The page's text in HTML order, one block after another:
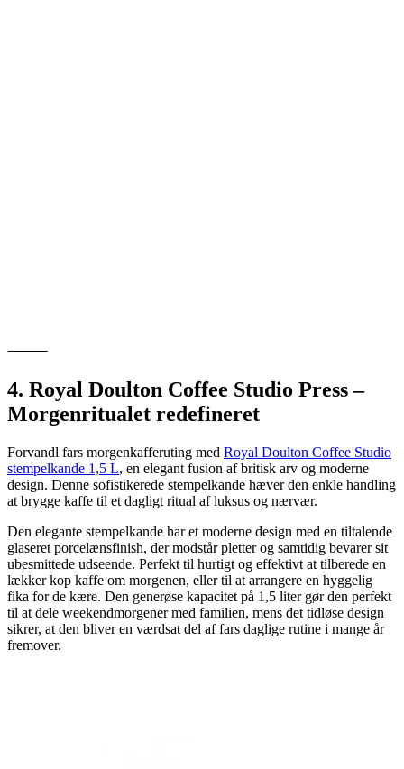
⸻
4. Royal Doulton Coffee Studio Press –
Morgenritualet redefineret
Forvandl fars morgenkafferuting med Royal Doulton Coffee Studio
stempelkande 1,5 L, en elegant fusion af britisk arv og moderne
design. Denne sofistikerede stempelkande hæver den enkle handling
at brygge kaffe til et dagligt ritual af luksus og nærvær.
Den elegante stempelkande har et moderne design med en tiltalende
glaseret porcelænsfinish, der modstår pletter og samtidig bevarer sit
ubesmittede udseende. Perfekt til hurtigt og effektivt at tilberede en
lækker kop kaffe om morgenen, eller til at arrangere en hyggelig
fika for de kære. Den generøse kapacitet på 1,5 liter gør den perfekt
til at dele weekendmorgener med familien, mens det tidløse design
sikrer, at den bliver en værdsat del af fars daglige rutine i mange år
fremover.